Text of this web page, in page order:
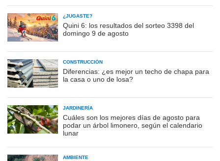
¿JUGASTE?
Quini 6: los resultados del sorteo 3398 del
domingo 9 de agosto
CONSTRUCCIÓN
Diferencias: ¿es mejor un techo de chapa para
la casa o uno de losa?
JARDINERÍA
Cuáles son los mejores días de agosto para
podar un árbol limonero, según el calendario
lunar
AMBIENTE